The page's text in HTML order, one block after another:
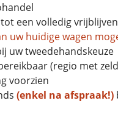
een volledig
uw huidige wagen
uw tweedehandskeuze
(regio met
voorzien
(enkel na afspraak!)